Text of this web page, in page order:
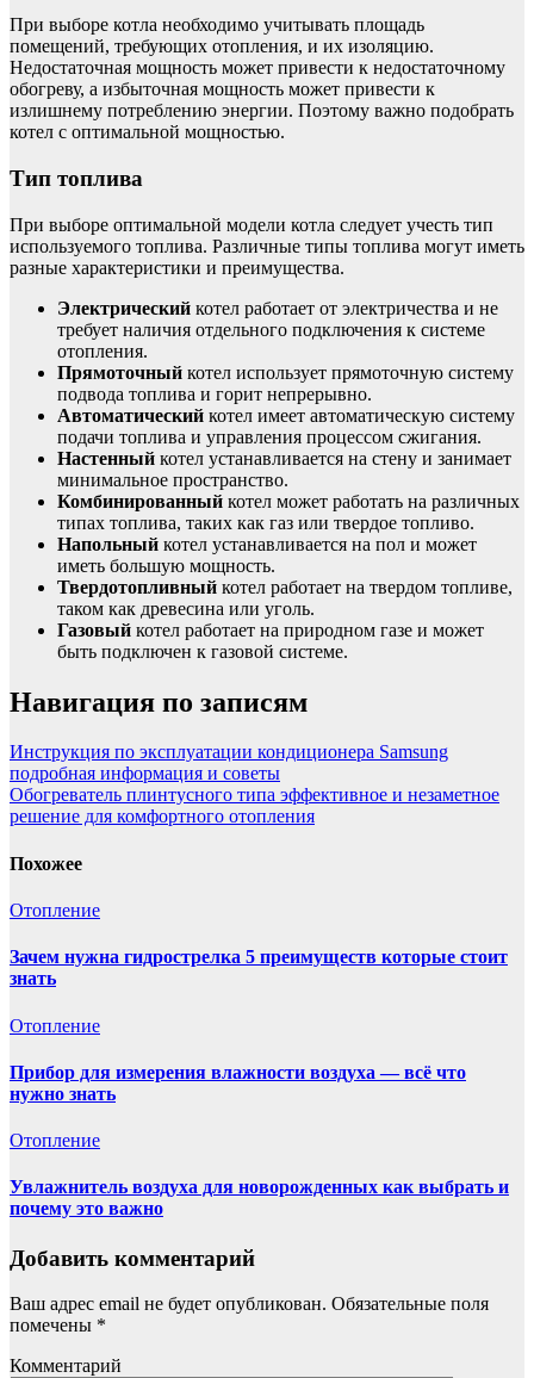
При выборе котла необходимо учитывать площадь
помещений, требующих отопления, и их изоляцию.
Недостаточная мощность может привести к недостаточному
обогреву, а избыточная мощность может привести к
излишнему потреблению энергии. Поэтому важно подобрать
котел с оптимальной мощностью.
Тип топлива
При выборе оптимальной модели котла следует учесть тип
используемого топлива. Различные типы топлива могут иметь
разные характеристики и преимущества.
Электрический котел работает от электричества и не
требует наличия отдельного подключения к системе
отопления.
Прямоточный котел использует прямоточную систему
подвода топлива и горит непрерывно.
Автоматический котел имеет автоматическую систему
подачи топлива и управления процессом сжигания.
Настенный котел устанавливается на стену и занимает
минимальное пространство.
Комбинированный котел может работать на различных
типах топлива, таких как газ или твердое топливо.
Напольный котел устанавливается на пол и может
иметь большую мощность.
Твердотопливный котел работает на твердом топливе,
таком как древесина или уголь.
Газовый котел работает на природном газе и может
быть подключен к газовой системе.
Навигация по записям
Инструкция по эксплуатации кондиционера Samsung
подробная информация и советы
Обогреватель плинтусного типа эффективное и незаметное
решение для комфортного отопления
Похожее
Отопление
Зачем нужна гидрострелка 5 преимуществ которые стоит
знать
Отопление
Прибор для измерения влажности воздуха — всё что
нужно знать
Отопление
Увлажнитель воздуха для новорожденных как выбрать и
почему это важно
Добавить комментарий
Ваш адрес email не будет опубликован. Обязательные поля
помечены *
Комментарий